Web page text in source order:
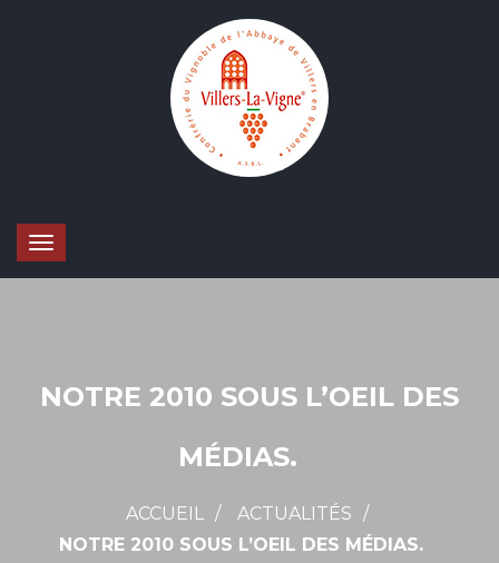
NOTRE 2010 SOUS L’OEIL DES
MÉDIAS.
ACCUEIL
ACTUALITÉS
NOTRE 2010 SOUS L’OEIL DES MÉDIAS.